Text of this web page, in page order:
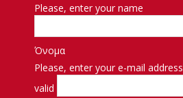
Please, enter your name
Όνομα
Please, enter your e-mail address
valid